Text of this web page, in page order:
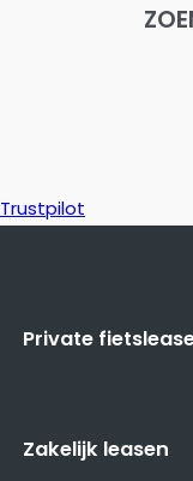
Trustpilot
Private
Zakelijk leasen